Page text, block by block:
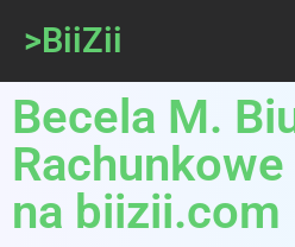
>BiiZii
Becela M.
na biizii.com